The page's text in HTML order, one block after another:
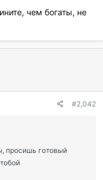
чем богаты, не
#2,042
просишь готовый